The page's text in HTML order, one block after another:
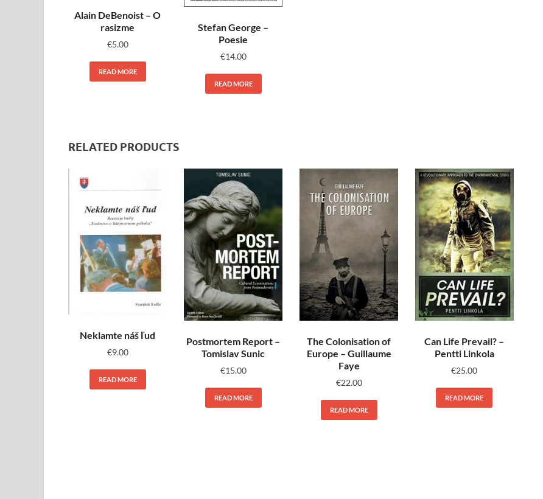
Alain DeBenoist – O
rasizme
€5.00
READ MORE
Stefan George –
Poesie
€14.00
READ MORE
RELATED PRODUCTS
Neklamte náš ľud
€9.00
READ MORE
Postmortem Report –
Tomislav Sunic
€15.00
READ MORE
The Colonisation of
Europe – Guillaume
Faye
€22.00
READ MORE
Can Life Prevail? –
Pentti Linkola
€25.00
READ MORE